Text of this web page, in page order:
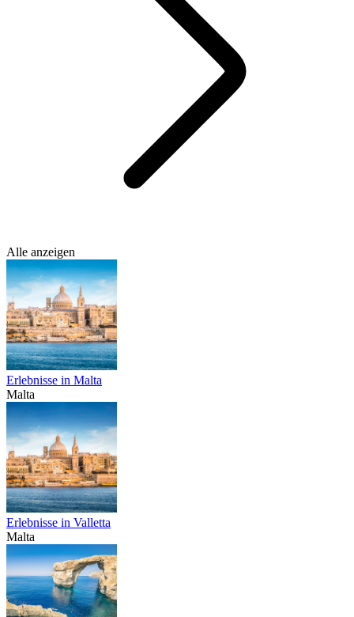
Alle anzeigen
Erlebnisse in Malta
Malta
Erlebnisse in Valletta
Malta